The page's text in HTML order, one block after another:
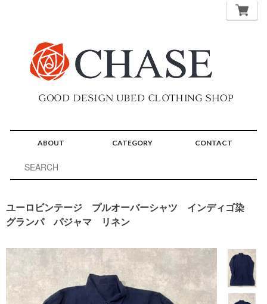
ABOUT CATEGORY CONTACT
ユーロビンテージ プルオーバーシャツ インディゴ染
グランパ パジャマ リネン